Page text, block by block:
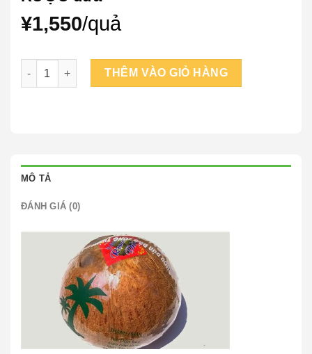
¥1,550/quả
RƯỢU dừa số lượng
THÊM VÀO GIỎ HÀNG
MÔ TẢ
ĐÁNH GIÁ (0)